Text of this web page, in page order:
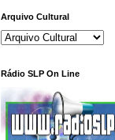
Arquivo Cultural
Rádio SLP On Line